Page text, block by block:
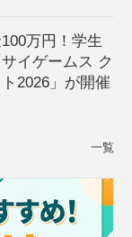
万円！学生
イゲームス ク
2026」が開催
一覧